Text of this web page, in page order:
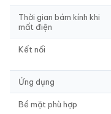
Thời gian bám kính khi
mất điện
Kết nối
Ứng dụng
Bề mặt phù hợp